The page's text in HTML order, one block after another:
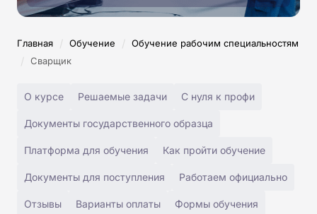
Главная / Обучение / Обучение рабочим специальностям
/ Сварщик
О курсе Решаемые задачи С нуля к профи
Документы государственного образца
Платформа для обучения Как пройти обучение
Документы для поступления Работаем официально
Отзывы Варианты оплаты Формы обучения